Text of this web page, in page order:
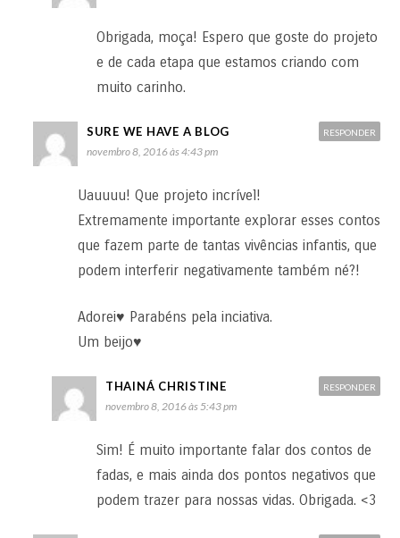
Obrigada, moça! Espero que goste do projeto
e de cada etapa que estamos criando com
muito carinho.
SURE WE HAVE A BLOG
novembro 8, 2016 às 4:43 pm
Uauuuu! Que projeto incrível!
Extremamente importante explorar esses contos
que fazem parte de tantas vivências infantis, que
podem interferir negativamente também né?!
Adorei♥ Parabéns pela inciativa.
Um beijo♥
RESPONDER
THAINÁ CHRISTINE
novembro 8, 2016 às 5:43 pm
Sim! É muito importante falar dos contos de
fadas, e mais ainda dos pontos negativos que
podem trazer para nossas vidas. Obrigada. <3
RESPONDER